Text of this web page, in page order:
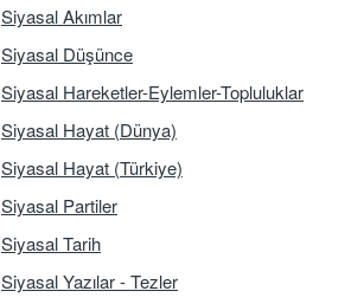
Siyasal Akımlar
Siyasal Düşünce
Siyasal Hareketler-Eylemler-Topluluklar
Siyasal Hayat (Dünya)
Siyasal Hayat (Türkiye)
Siyasal Partiler
Siyasal Tarih
Siyasal Yazılar - Tezler